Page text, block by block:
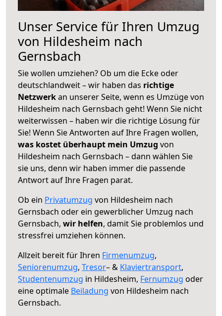
Unser Service für Ihren Umzug
von Hildesheim nach
Gernsbach
Sie wollen umziehen? Ob um die Ecke oder
deutschlandweit – wir haben das richtige
Netzwerkan unserer Seite, wenn es Umzüge von
Hildesheim nach Gernsbach geht! Wenn Sie nicht
weiterwissen – haben wir die richtige Lösung für
Sie! Wenn Sie Antworten auf Ihre Fragen wollen,
was kostet überhaupt mein Umzug von
Hildesheim nach Gernsbach – dann wählen Sie
sie uns, denn wir haben immer die passende
Antwort auf Ihre Fragen parat.
Ob ein Privatumzug von Hildesheim nach
Gernsbach oder ein gewerblicher Umzug nach
Gernsbach, wir helfen, damit Sie problemlos und
stressfrei umziehen können.
Allzeit bereit für Ihren Firmenumzug,
Seniorenumzug, Tresor– & Klaviertransport,
Studentenumzug in Hildesheim, Fernumzug oder
eine optimale Beiladung von Hildesheim nach
Gernsbach.